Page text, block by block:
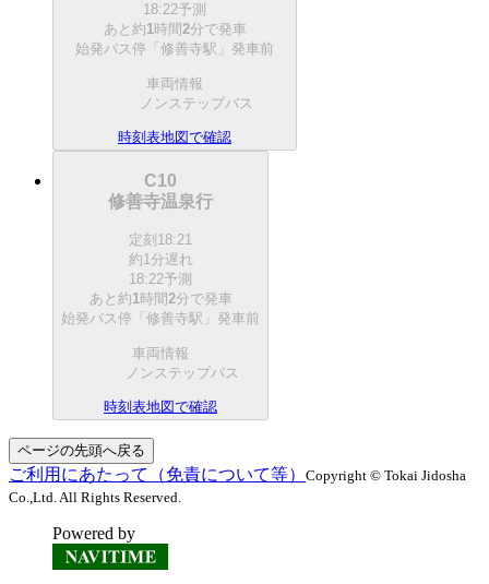
18:22予測
あと約1時間2分で発車
始発バス停「修善寺駅」発車前
車両情報
ノンステップバス
時刻表地図で確認
C10
修善寺温泉行
定刻 18:21
約1分遅れ
18:22予測
あと約1時間2分で発車
始発バス停「修善寺駅」発車前
車両情報
ノンステップバス
時刻表地図で確認
ページの先頭へ戻る
ご利用にあたって（免責について等） Copyright © Tokai Jidosha
Co.,Ltd. All Rights Reserved.
Powered by